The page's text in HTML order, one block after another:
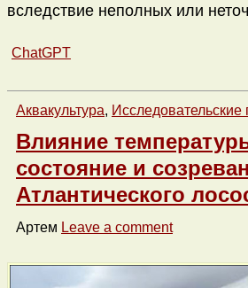
вследствие неполных или
ChatGPT
Аквакультура, Исследовательские
Влияние
состояние и
Атлантического
Артем Leave a comment